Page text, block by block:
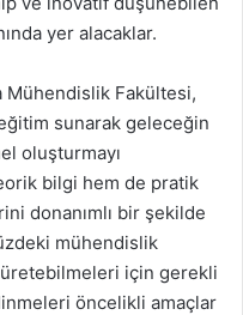
yer alacaklar.
Fakültesi,
sunarak geleceğin
oluşturmayı
bilgi hem de pratik
donanımlı bir şekilde
mühendislik
için gerekli
öncelikli amaçlar